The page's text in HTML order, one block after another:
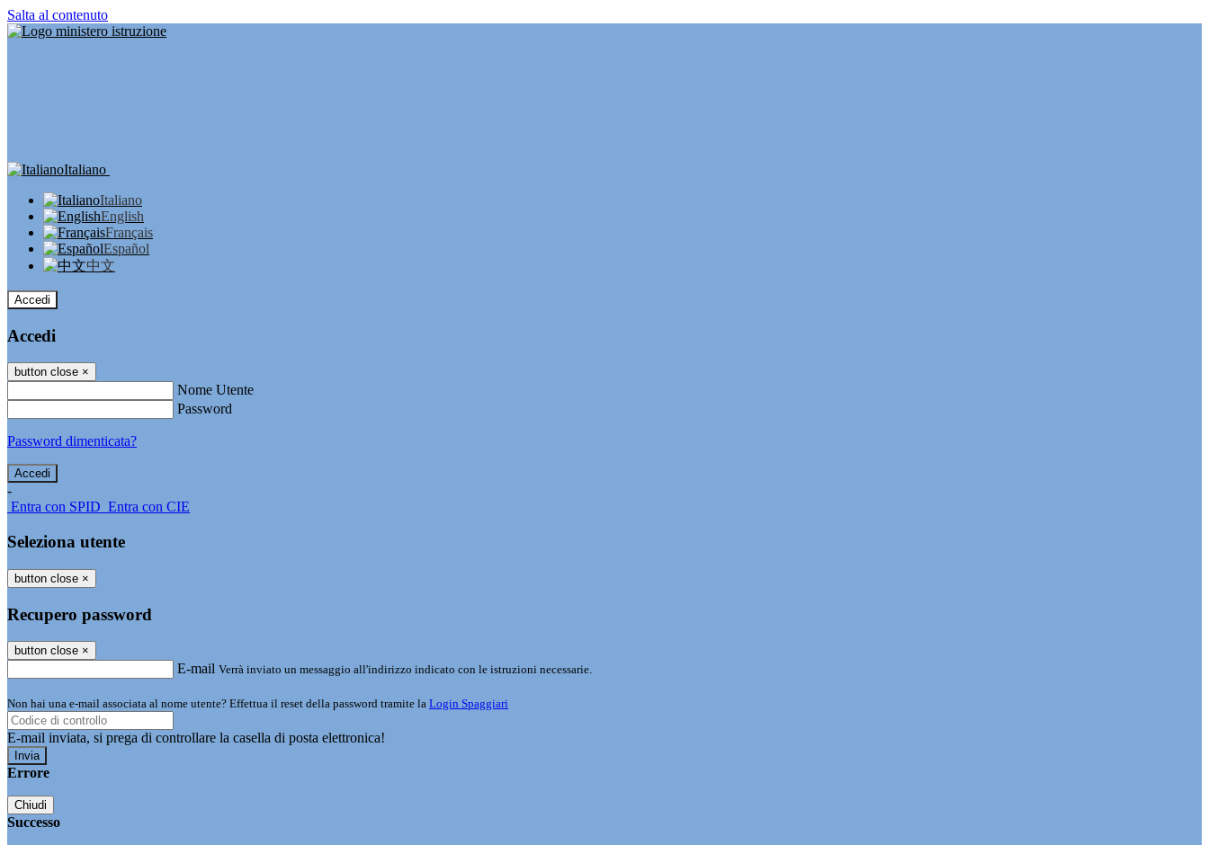
Salta al contenuto
Italiano
Italiano
English
Français
Español
中文
Accedi
Accedi
button close ×
Nome Utente
Password
Password dimenticata?
-
Entra con SPID Entra con CIE
Seleziona utente
button close ×
Recupero password
button close ×
E-mail Verrà inviato un messaggio all'indirizzo indicato con le istruzioni necessarie.
Non hai una e-mail associata al nome utente? Effettua il reset della password tramite la Login Spaggiari
E-mail inviata, si prega di controllare la casella di posta elettronica!
Errore
Chiudi
Successo